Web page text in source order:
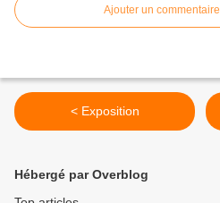
Ajouter un commentaire
< Exposition
Hébergé par Overblog